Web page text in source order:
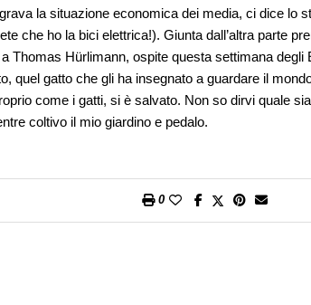
la situazione economica dei media, ci dice lo
che ho la bici elettrica!). Giunta dall’altra parte
a Thomas Hürlimann, ospite questa settimana
quel gatto che gli ha insegnato a guardare il
come i gatti, si è salvato. Non so dirvi quale
coltivo il mio giardino e pedalo.
0